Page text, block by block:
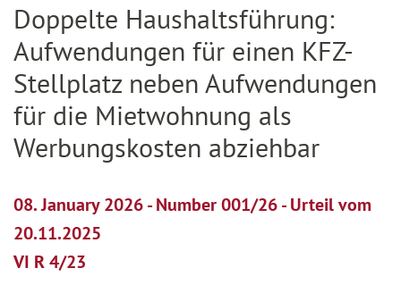
Doppelte Haushaltsführung:
Aufwendungen für einen KFZ-
Stellplatz neben Aufwendungen
für die Mietwohnung als
Werbungskosten abziehbar
08. January 2026 - Number 001/26 - Urteil vom
20.11.2025
VI R 4/23